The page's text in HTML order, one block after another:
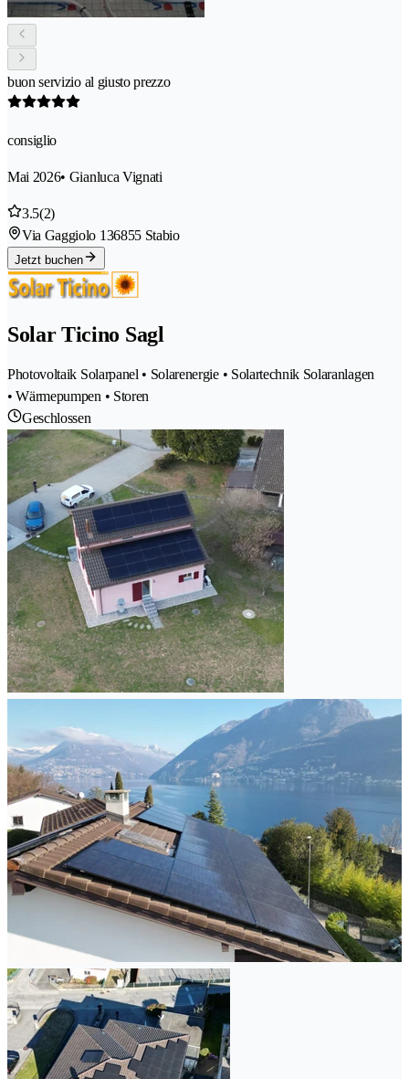
buon servizio al giusto prezzo
consiglio
Mai 2026• Gianluca Vignati
3.5(2)
Via Gaggiolo 136855 Stabio
Jetzt buchen
Solar Ticino Sagl
Photovoltaik Solarpanel • Solarenergie • Solartechnik Solaranlagen
• Wärmepumpen • Storen
Geschlossen